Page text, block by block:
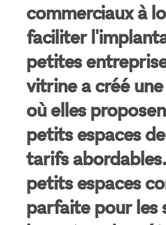
commerciaux à
faciliter
petites
vitrine a créé
où elles
petits espaces
tarifs
petits espaces
parfaite pour les